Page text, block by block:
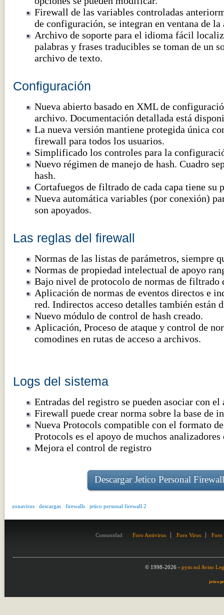
Firewall de las variables controladas
de configuración, se integran en ventana de
Archivo de soporte para el idioma fácil
palabras y frases traducibles se toman de un
archivo de texto.
Configuración
Nueva abierto basado en XML de
archivo. Documentación detallada está
La nueva versión mantiene protegida única
firewall para todos los usuarios.
Simplificado los controles para la
Nuevo régimen de manejo de hash. Cuadro
hash.
Cortafuegos de filtrado de cada capa tiene su
Nueva automática variables (por conexión)
son apoyados.
Las reglas del firewall
Normas de las listas de parámetros, siempre
Normas de propiedad intelectual de apoyo
Bajo nivel de protocolo de normas de filtrado
Aplicación de normas de eventos directos e
red. Indirectos acceso detalles también están
Nuevo módulo de control de hash creado.
Aplicación, Proceso de ataque y control de
comodines en rutas de acceso a archivos.
Logs del sistema
Entradas del registro se pueden asociar con
Firewall puede crear norma sobre la base de
Nueva Protocols compatible con el formato
Protocols es el apoyo de muchos
Mejora el control de registro
Descargar Jetico Personal
zonavirus / descargas / firewalls / jetico personal firewall 2
Comunidad Foro Antivirus Foro Virus Foro
© 1998-2026 - pym:sol Aviso
jetico